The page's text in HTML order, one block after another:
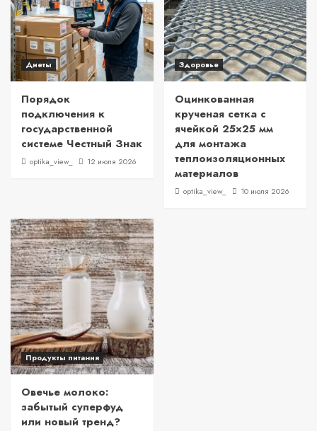
Диеты
Порядок
подключения к
государственной
системе Честный Знак
optika_view_ 12 июля 2026
Здоровье
Оцинкованная
крученая сетка с
ячейкой 25×25 мм
для монтажа
теплоизоляционных
материалов
optika_view_ 10 июля 2026
Продукты питания
Овечье молоко:
забытый суперфуд
или новый тренд?